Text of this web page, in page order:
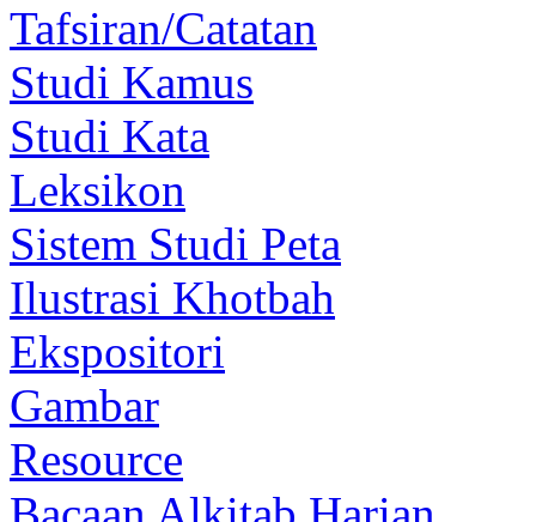
Tafsiran/Catatan
Studi Kamus
Studi Kata
Leksikon
Sistem Studi Peta
Ilustrasi Khotbah
Ekspositori
Gambar
Resource